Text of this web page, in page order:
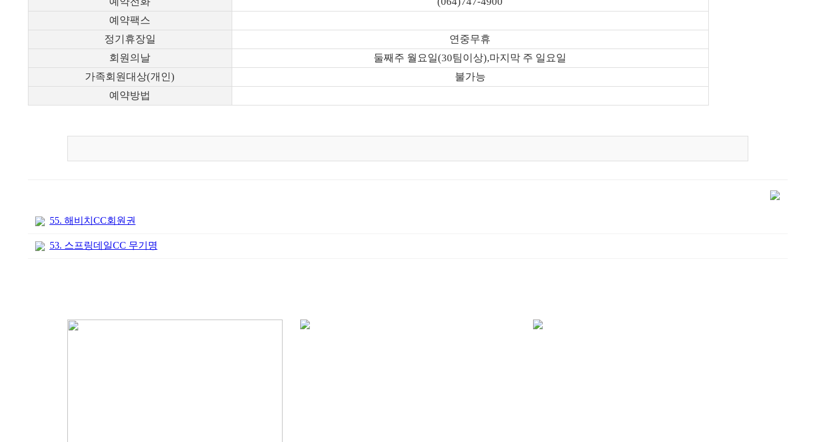
예약팩스
정기휴장일
연중무휴
회원의날
둘째주 월요일(30팀이상),마지막 주 일요일
가족회원대상(개인)
불가능
예약방법
55. 해비치CC회원권
53. 스프링데일CC 무기명